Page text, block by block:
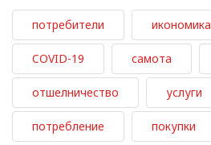
потребители икономика
COVID-19 самота
отшелничество услуги
потребление покупки